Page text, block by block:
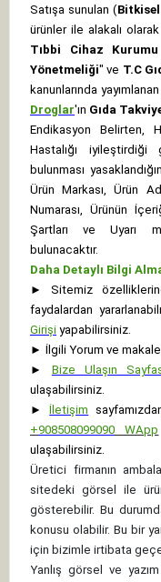
Satışa sunulan (
ürünler ile alakalı olarak
Tıbbi Cihaz Kurumu
Yönetmeliği" ve T.C
kanunlarında
Droglar'ın Gıda
Endikasyon Belirten,
Hastalığı iyileştirdiği
bulunması
Ürün Markası, Ürün
Numarası, Ürünün
Şartları ve Uyarı
bulunacaktır.
Daha Detaylı Bilgi
►
Sitemiz
faydalardan
Girişi yapabilirsiniz.
► İlgili Yorum ve
►
Bize Ulaşın
ulaşabilirsiniz.
►
İletişim
+908508099090 WApp
ulaşabilirsiniz.
Üretici firmanın
sitedeki görsel ile
gösterebilir. Bu
konusu olabilir. Bu bir
için bizimle irtibata
Yanlış görsel ve